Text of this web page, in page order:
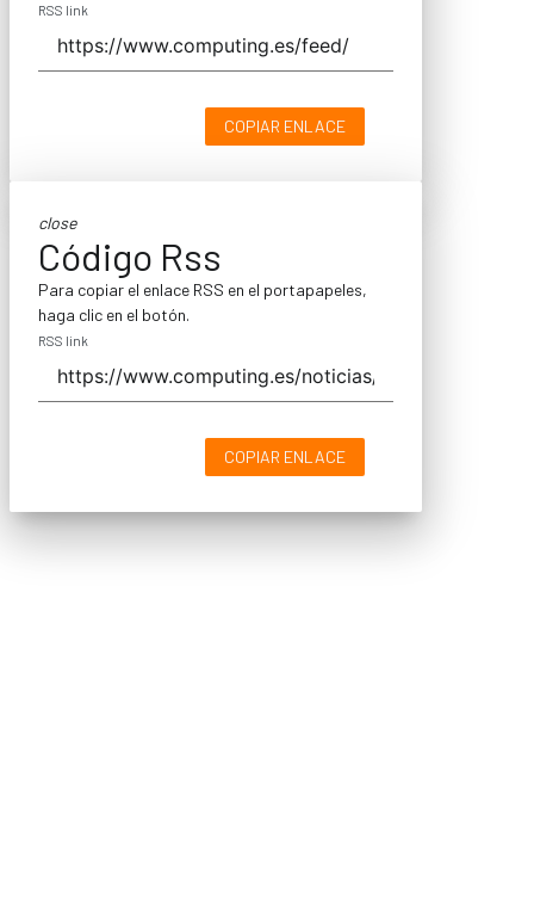
RSS link
COPIAR ENLACE
close
Código Rss
Para copiar el enlace RSS en el portapapeles,
haga clic en el botón.
RSS link
COPIAR ENLACE